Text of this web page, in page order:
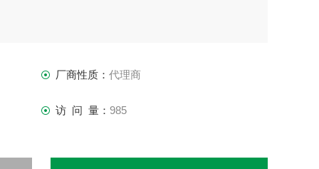
厂商性质： 代理商
访 问 量： 985